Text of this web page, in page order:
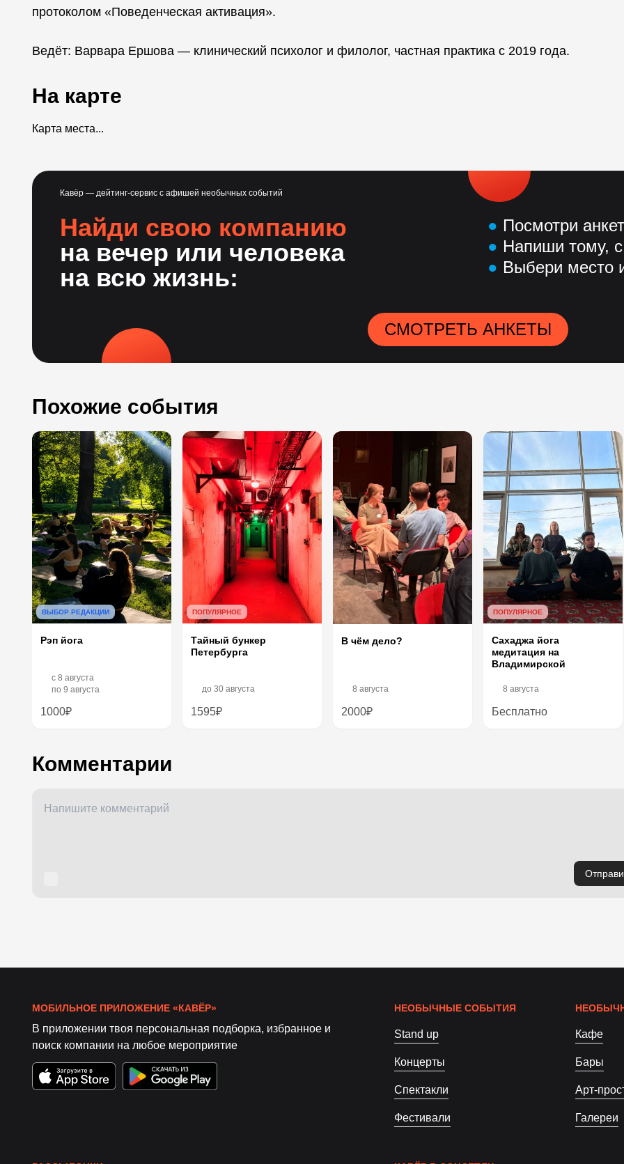
протоколом «Поведенческая активация».
Ведёт: Варвара Ершова — клинический психолог и филолог, частная практика с 2019 года.
На карте
Карта места...
Кавёр — дейтинг-сервис с афишей необычных событий
Найди свою компанию
на вечер или человека
на всю жизнь:
● Посмотри
● Напиши тому,
● Выбери место
СМОТРЕТЬ АНКЕТЫ
Похожие события
ВЫБОР РЕДАКЦИИ
Рэп йога
c 8 августа
по 9 августа
1000₽
ПОПУЛЯРНОЕ
Тайный бункер
Петербурга
до 30 августа
1595₽
В чём дело?
8 августа
2000₽
ПОПУЛЯРНОЕ
Сахаджа йога
медитация на
Владимирской
8 августа
Бесплатно
Комментарии
МОБИЛЬНОЕ ПРИЛОЖЕНИЕ «КАВЁР»
В приложении твоя персональная подборка, избранное и
поиск компании на любое мероприятие
НЕОБЫЧНЫЕ СОБЫТИЯ
Stand up
Концерты
Спектакли
Фестивали
Кафе
Бары
Арт-
Галереи